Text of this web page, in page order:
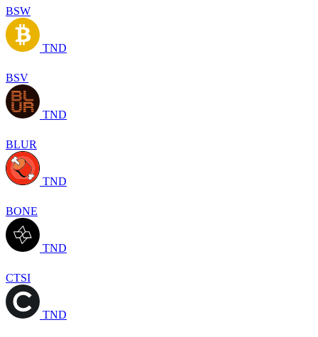
BSW
TND
BSV
TND
BLUR
TND
BONE
TND
CTSI
TND